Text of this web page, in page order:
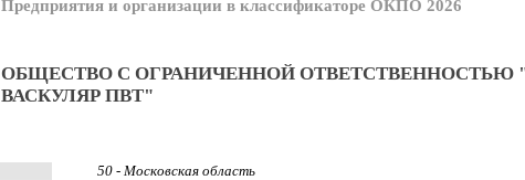
Предприятия и организации в классификаторе ОКПО 2026
ОБЩЕСТВО С ОГРАНИЧЕННОЙ ОТВЕТСТВЕННОСТЬЮ
ВАСКУЛЯР ПВТ"
50 - Московская область